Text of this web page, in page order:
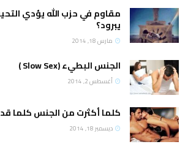
مقاوم في حزب الله يؤدي
يبرود؟
مارس 18, 2014
الجنس البطيء (Slow Sex )
أغسطس 2, 2014
كلما أكثرت من الجنس كلما
ديسمبر 18, 2014